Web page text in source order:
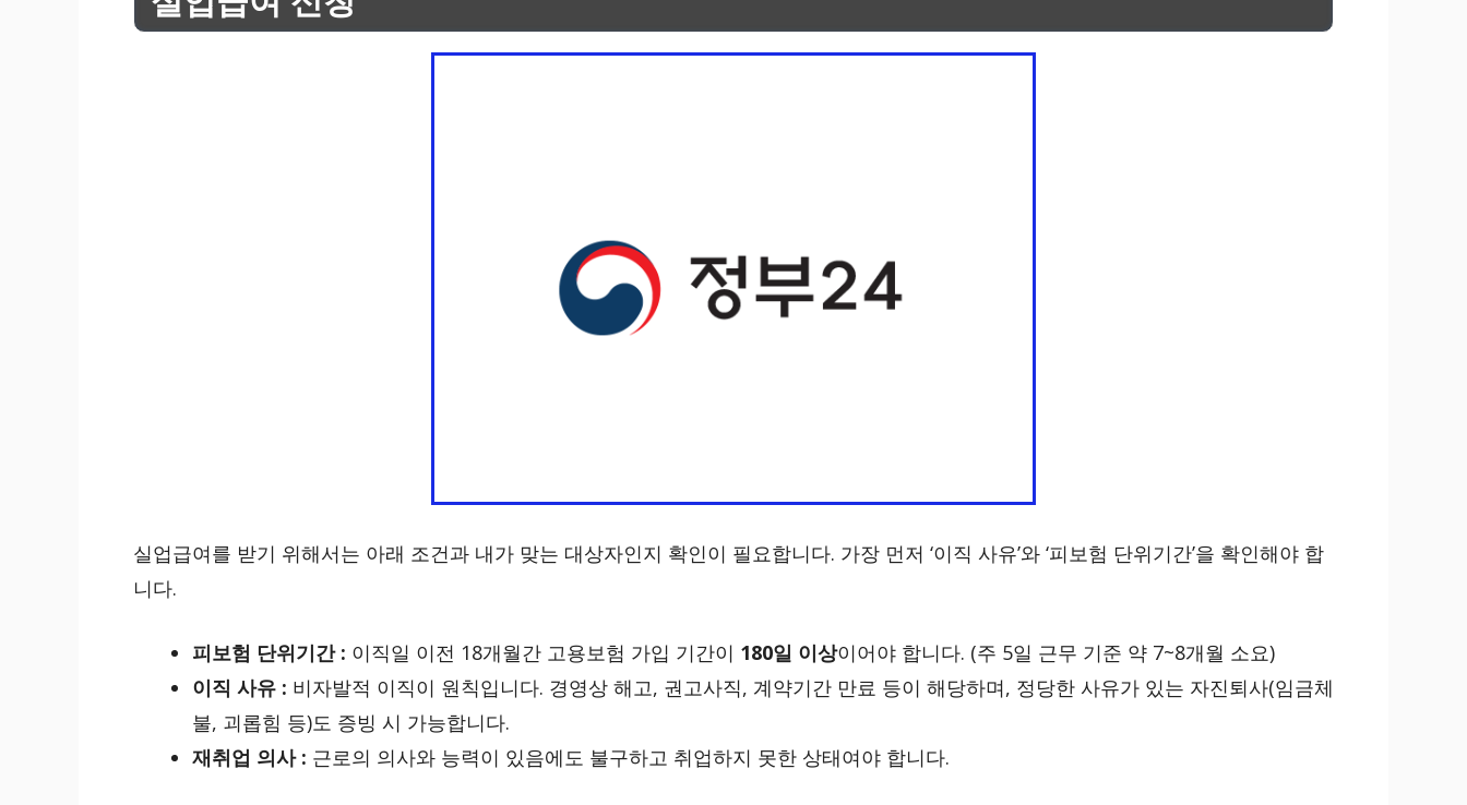
실업급여를 받기 위해서는 아래 조건과 내가 맞는 대상자인지 확인이 필요합니다. 가장 먼저 ‘이직 사유’와 ‘피보험 단위기간’을 확인해야 합
니다.
피보험 단위기간 : 이직일 이전 18개월간 고용보험 가입 기간이 180일 이상이어야 합니다. (주 5일 근무 기준 약 7~8개월 소요)
이직 사유 : 비자발적 이직이 원칙입니다. 경영상 해고, 권고사직, 계약기간 만료 등이 해당하며, 정당한 사유가 있는 자진퇴사(임금체
불, 괴롭힘 등)도 증빙 시 가능합니다.
재취업 의사 : 근로의 의사와 능력이 있음에도 불구하고 취업하지 못한 상태여야 합니다.